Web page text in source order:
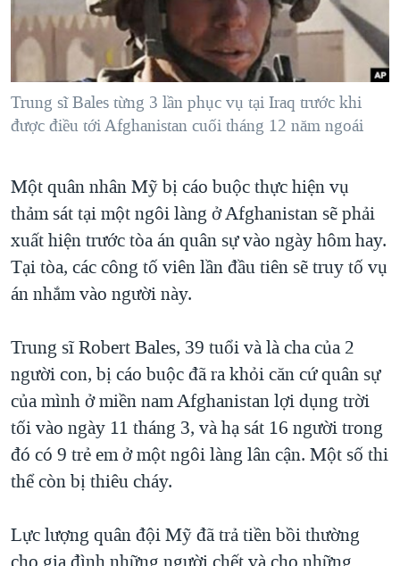
"Tìm"NGƯỜI VIỆT HẢI NGOẠI
ĐỜI SỐNG
KINH TẾ
KHOA HỌC
VĂN HOÁ
THỂ THAO
GIÁO DỤC
HÀNH TRÌNH BẦU CỬ 2024
MỘT NĂM CHIẾN TRANH TẠI DẢI GAZA
GIẢI MÃ VÀNH ĐAI & CON ĐƯỜNG
NGÀY TỊ NẠN THẾ GIỚI
GROUND ZERO – XƯA VÀ NAY
CHI PHÍ CHIẾN TRANH AFGHANISTAN
CÁC GIÁ TRỊ CỘNG HÒA Ở VIỆT NAM
THƯỢNG ĐỈNH TRUMP-KIM TẠI VIỆT NAM
NGƯ DÂN VIỆT VÀ LÀN SÓNG TRỘM HẢI SÂM
BÊN KIA QUỐC LỘ: TIẾNG VỌNG TỪ NÔNG THÔN MỸ
QUAN HỆ VIỆT MỸ
VIDEO
NGHE
MẠNG XÃ HỘI
Ngôn ngữ khác
Trung sĩ Bales từng 3 lần phục vụ tại Iraq trước khi
được điều tới Afghanistan cuối tháng 12 năm ngoái
Một quân nhân Mỹ bị cáo buộc thực hiện vụ
thảm sát tại một ngôi làng ở Afghanistan sẽ phải
xuất hiện trước tòa án quân sự vào ngày hôm hay.
Tại tòa, các công tố viên lần đầu tiên sẽ truy tố vụ
án nhắm vào người này.
Trung sĩ Robert Bales, 39 tuổi và là cha của 2
người con, bị cáo buộc đã ra khỏi căn cứ quân sự
của mình ở miền nam Afghanistan lợi dụng trời
tối vào ngày 11 tháng 3, và hạ sát 16 người trong
đó có 9 trẻ em ở một ngôi làng lân cận. Một số thi
thể còn bị thiêu cháy.
Lực lượng quân đội Mỹ đã trả tiền bồi thường